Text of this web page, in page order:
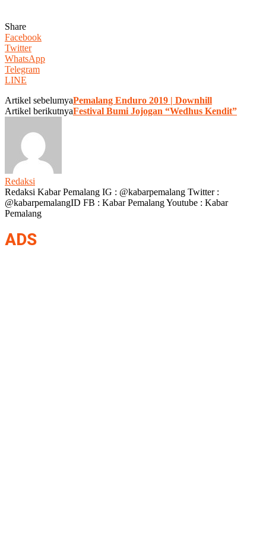
Share
Facebook
Twitter
WhatsApp
Telegram
LINE
Artikel sebelumyaPemalang Enduro 2019 | Downhill
Artikel berikutnyaFestival Bumi Jojogan “Wedhus Kendit”
Redaksi
Redaksi Kabar Pemalang IG : @kabarpemalang Twitter :
@kabarpemalangID FB : Kabar Pemalang Youtube : Kabar
Pemalang
ADS